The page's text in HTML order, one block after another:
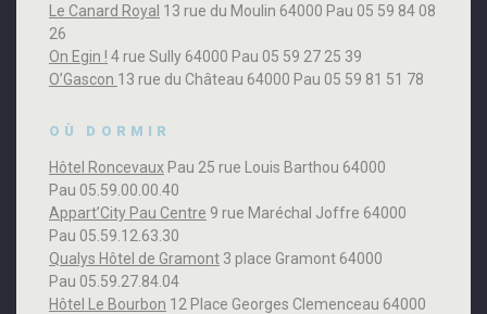
Le Canard Royal 13 rue du Moulin 64000 Pau 05 59 84 08
26
On Egin ! 4 rue Sully 64000 Pau 05 59 27 25 39
O’Gascon 13 rue du Château 64000 Pau 05 59 81 51 78
OÙ DORMIR
Hôtel Roncevaux Pau 25 rue Louis Barthou 64000
Pau 05.59.00.00.40
Appart’City Pau Centre 9 rue Maréchal Joffre 64000
Pau 05.59.12.63.30
Qualys Hôtel de Gramont 3 place Gramont 64000
Pau 05.59.27.84.04
Hôtel Le Bourbon 12 Place Georges Clemenceau 64000